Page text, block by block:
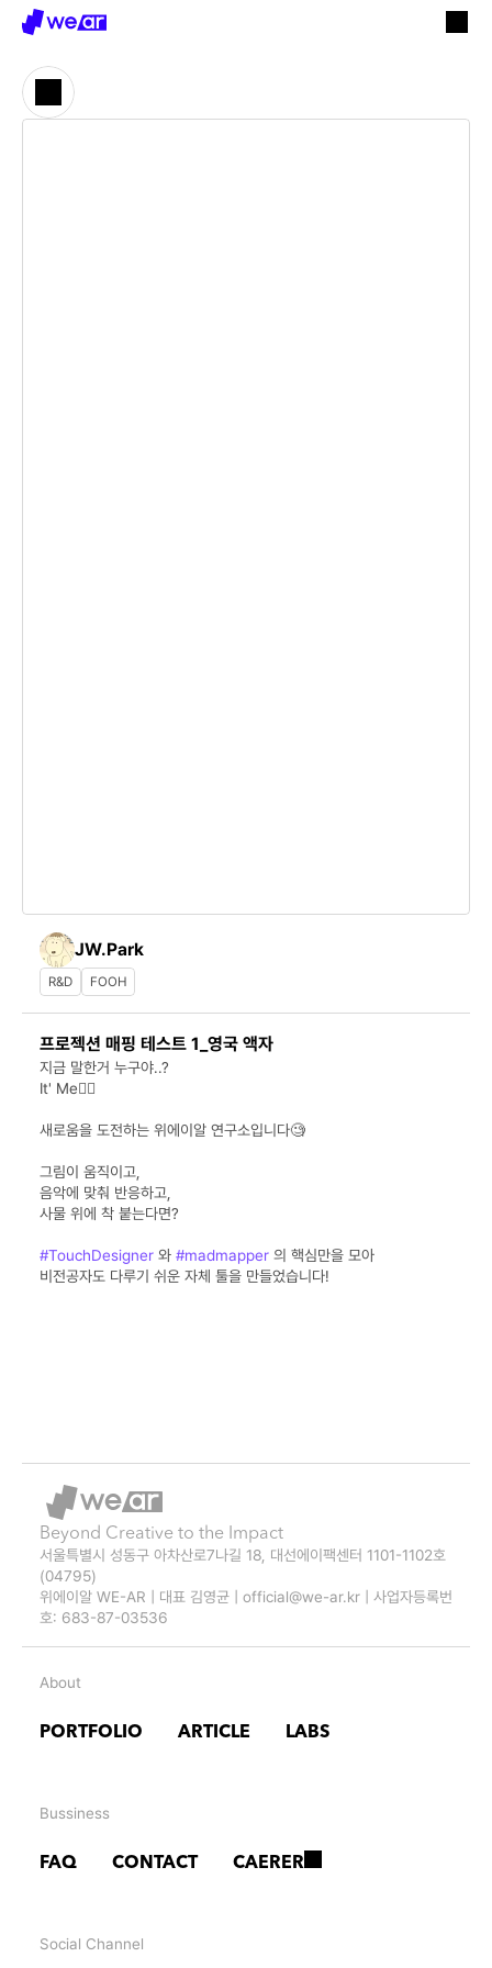
JW.Park
R&D FOOH
프로젝션 매핑 테스트 1_영국 액자
지금 말한거 누구야..?
It' Me🙋‍♀️
새로움을 도전하는 위에이알 연구소입니다🧐
그림이 움직이고,
음악에 맞춰 반응하고,
사물 위에 착 붙는다면?
#TouchDesigner 와 #madmapper 의 핵심만을 모아
비전공자도 다루기 쉬운 자체 툴을 만들었습니다!
Beyond Creative to the Impact
서울특별시 성동구 아차산로7나길 18, 대선에이팩센터 1101-1102호
(04795)
위에이알 WE-AR | 대표 김영균 | official@we-ar.kr | 사업자등록번
호: 683-87-03536
About
PORTFOLIO ARTICLE LABS
Bussiness
FAQ CONTACT CAERER
Social Channel